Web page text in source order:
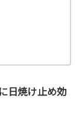
日焼け止め効